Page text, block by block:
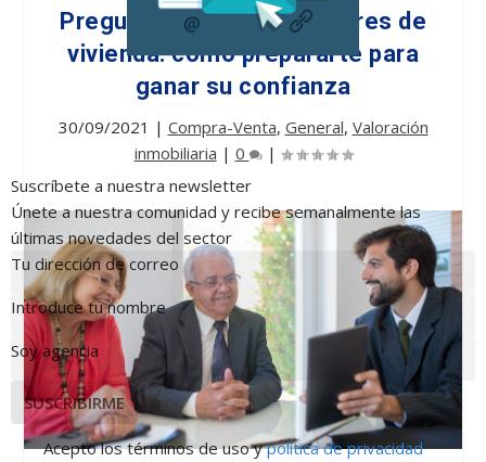
Preguntas de los vendedores de
vivienda: cómo prepararte para
ganar su confianza
30/09/2021 | Compra-Venta, General, Valoración
inmobiliaria | 0 |
Suscríbete a nuestra newsletter
Únete a nuestra comunidad y recibe semanalmente las
últimas novedades del sector
Email
Tu dirección de correo
Nombre
Introduce tu nombre
Soy
agencia
Soy agencia
SUSCRIBIRME
Acepto los términos de uso ypolítica de privacidad